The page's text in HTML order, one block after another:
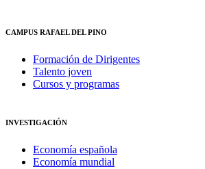
CAMPUS RAFAEL DEL PINO
Formación de Dirigentes
Talento joven
Cursos y programas
INVESTIGACIÓN
Economía española
Economía mundial